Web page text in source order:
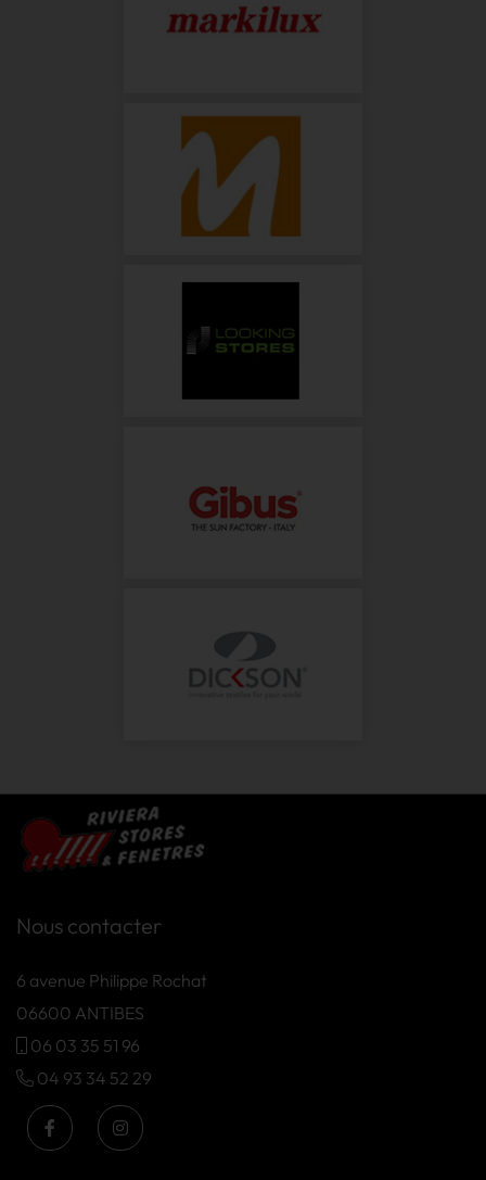
Nous contacter
6 avenue Philippe Rochat
06600 ANTIBES
06 03 35 51 96
04 93 34 52 29